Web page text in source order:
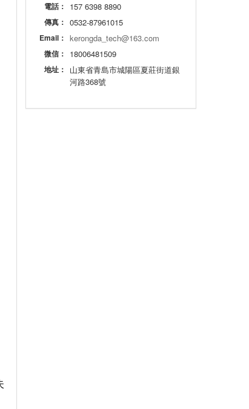
電話： 157 6398 8890
傳真： 0532-87961015
Email： kerongda_tech@163.com
微信： 18006481509
地址：
山東省青島市城陽區夏莊街道銀
河路368號